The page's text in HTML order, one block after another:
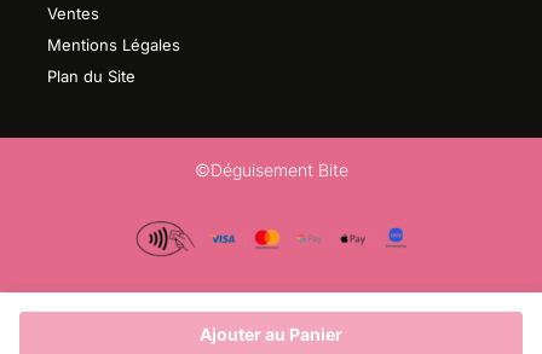
Ajouter au Panier
Ventes
Mentions Légales
Plan du Site
©Déguisement Bite